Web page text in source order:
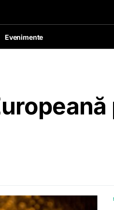
Evenimente